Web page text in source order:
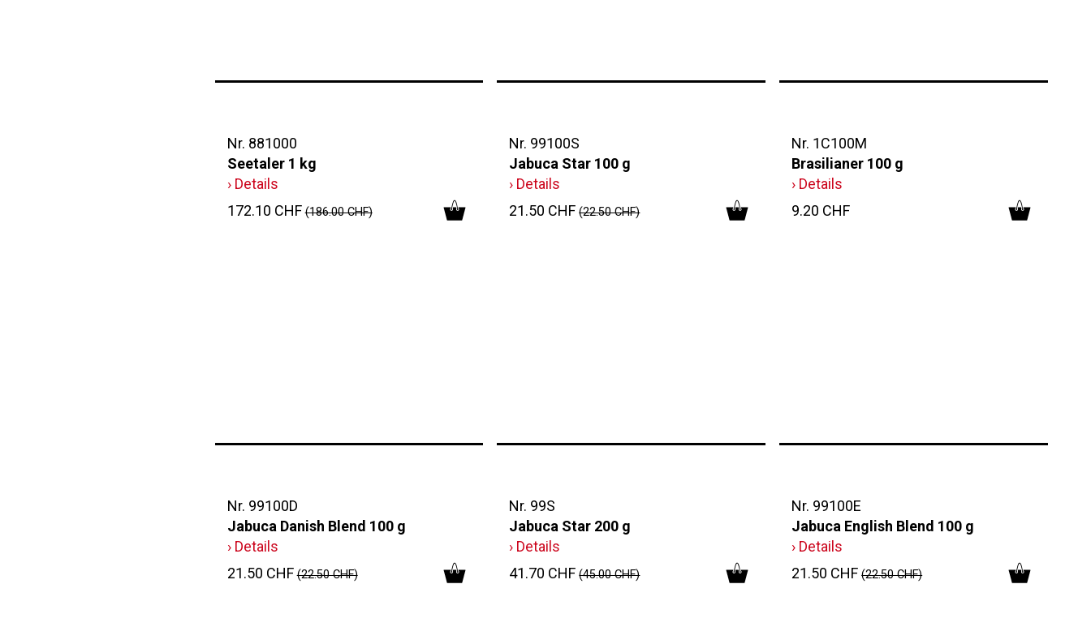
Nr. 881000
Seetaler 1 kg
› Details
172.10 CHF(186.00 CHF)
Nr. 99100S
Jabuca Star 100 g
› Details
21.50 CHF(22.50 CHF)
Nr. 1C100M
Brasilianer 100 g
› Details
9.20 CHF
Nr. 99100D
Jabuca Danish Blend 100 g
› Details
21.50 CHF(22.50 CHF)
Nr. 99S
Jabuca Star 200 g
› Details
41.70 CHF(45.00 CHF)
Nr. 99100E
Jabuca English Blend 100 g
› Details
21.50 CHF(22.50 CHF)